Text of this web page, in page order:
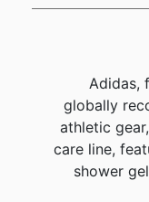
Adidas,
globally
athletic
care line,
shower